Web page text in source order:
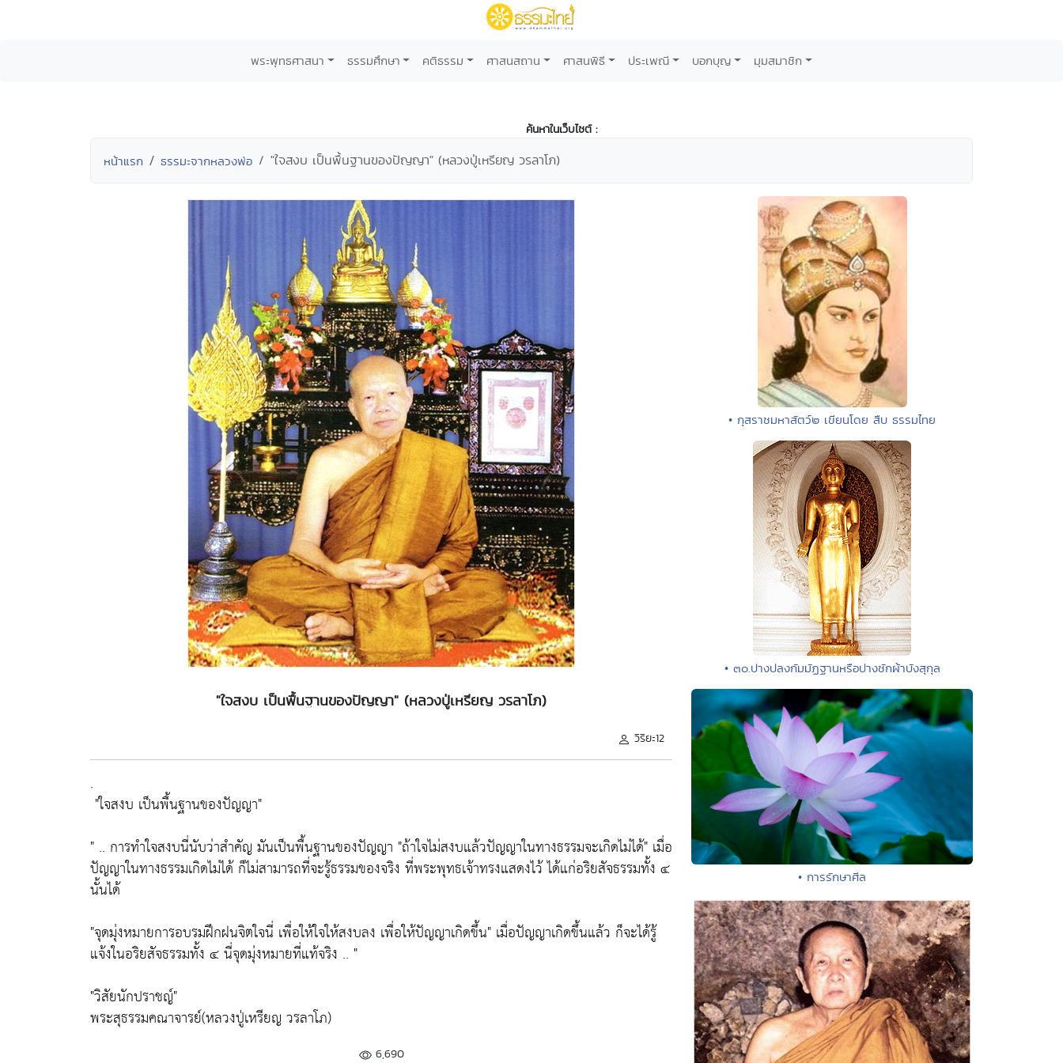
พระพุทธศาสนา ธรรมศึกษา คติธรรม ศาสนสถาน ศาสนพิธี ประเพณี บอกบุญ มุมสมาชิก
ค้นหาในเว็บไซต์ :
หน้าแรก ธรรมะจากหลวงพ่อ "ใจสงบ เป็นพื้นฐานของปัญญา" (หลวงปู่เหรียญ วรลาโภ)
"ใจสงบ เป็นพื้นฐานของปัญญา" (หลวงปู่เหรียญ วรลาโภ)
วิริยะ12
.
"ใจสงบ เป็นพื้นฐานของปัญญา"
" .. การทำใจสงบนี่นับว่าสำคัญ มันเป็นพื้นฐานของปัญญา "ถ้าใจไม่สงบแล้วปัญญาในทางธรรมจะเกิดไม่ได้" เมื่อ
ปัญญาในทางธรรมเกิดไม่ได้ ก็ไม่สามารถที่จะรู้ธรรมของจริง ที่พระพุทธเจ้าทรงแสดงไว้ ได้แก่อริยสัจธรรมทั้ง ๔
นั้นได้
"จุดมุ่งหมายการอบรมฝึกฝนจิตใจนี่ เพื่อให้ใจให้สงบลง เพื่อให้ปัญญาเกิดขึ้น" เมื่อปัญญาเกิดขึ้นแล้ว ก็จะได้รู้
แจ้งในอริยสัจธรรมทั้ง ๔ นี่จุดมุ่งหมายที่แท้จริง .. "
"วิสัยนักปราชญ์"
พระสุธรรมคณาจารย์(หลวงปู่เหรียญ วรลาโภ)
6,690
• กุสราชมหาสัตว์๒ เขียนโดย สืบ ธรรมไทย
• ๓๐.ปางปลงกัมมัฏฐานหรือปางชักผ้าบังสุกุล
• การรักษาศีล